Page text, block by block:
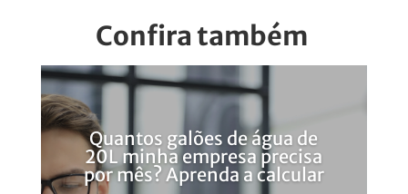
Confira também
Quantos galões de água de
20L minha empresa precisa
por mês? Aprenda a calcular